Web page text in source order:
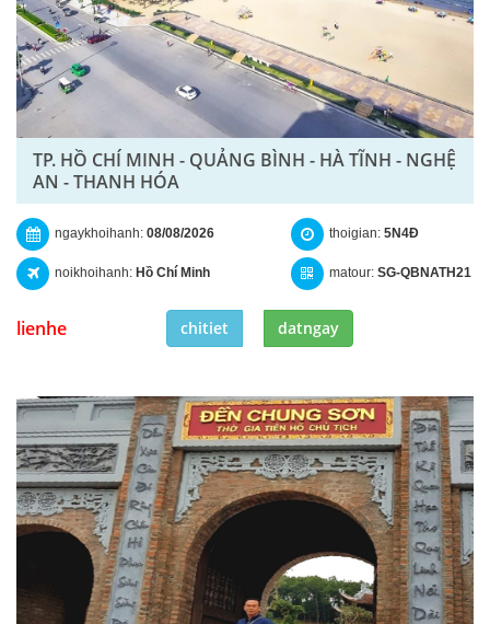
TP. HỒ CHÍ MINH - QUẢNG BÌNH - HÀ TĨNH - NGHỆ
AN - THANH HÓA
ngaykhoihanh: 08/08/2026
noikhoihanh: Hồ Chí Minh
thoigian: 5N4Đ
matour: SG-QBNATH21
lienhe chitiet datngay